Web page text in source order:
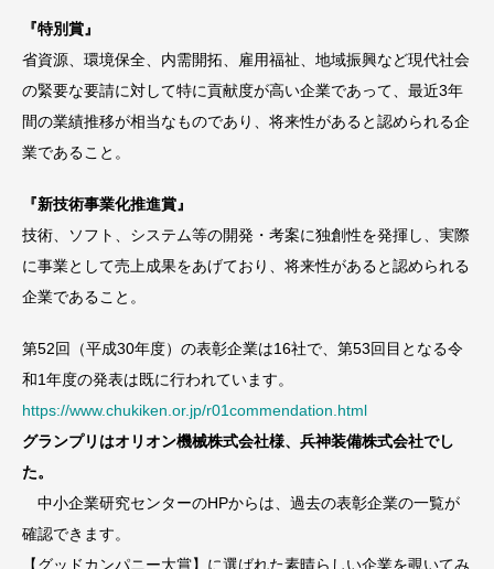
『特別賞』
省資源、環境保全、内需開拓、雇用福祉、地域振興など現代社会
の緊要な要請に対して特に貢献度が高い企業であって、最近3年
間の業績推移が相当なものであり、将来性があると認められる企
業であること。
『新技術事業化推進賞』
技術、ソフト、システム等の開発・考案に独創性を発揮し、実際
に事業として売上成果をあげており、将来性があると認められる
企業であること。
第52回（平成30年度）の表彰企業は16社で、第53回目となる令
和1年度の発表は既に行われています。
https://www.chukiken.or.jp/r01commendation.html
グランプリはオリオン機械株式会社様、兵神装備株式会社でし
た。
中小企業研究センターのHPからは、過去の表彰企業の一覧が
確認できます。
【グッドカンパニー大賞】に選ばれた素晴らしい企業を覗いてみ